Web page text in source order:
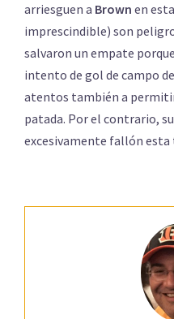
arriesguen a Brown en
imprescindible) son
salvaron un empate
intento de gol de campo
atentos también a
patada. Por el contrario, su
excesivamente fallón esta